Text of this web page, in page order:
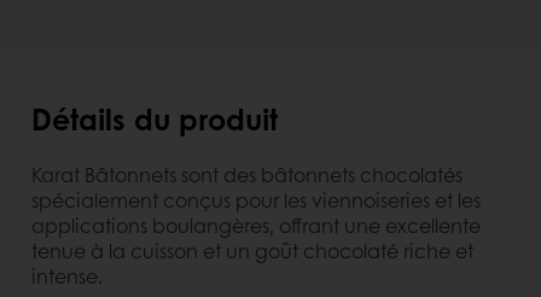
Détails du produit
Karat Bâtonnets sont des bâtonnets chocolatés
spécialement conçus pour les viennoiseries et les
applications boulangères, offrant une excellente
tenue à la cuisson et un goût chocolaté riche et
intense.